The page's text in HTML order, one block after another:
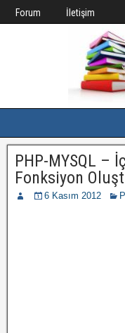
Forum İletişim
PHP-MYSQL –
Fonksiyon
6 Kasım 2012